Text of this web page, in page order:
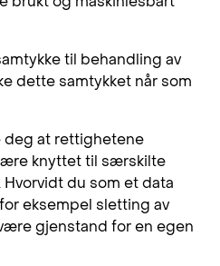
til behandling av
dette samtykket når som
deg at rettighetene
knyttet til særskilte
du som et data
eksempel sletting av
gjenstand for en egen